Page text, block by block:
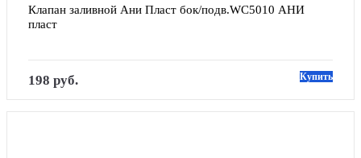
Клапан заливной Ани Пласт бок/подв.WC5010 АНИ
пласт
198 руб. Купить